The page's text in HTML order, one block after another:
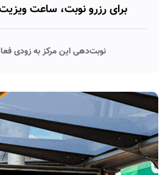
برای رزرو نوبت، ساعت ویزیت
نوبت‌دهی این مرکز به زودی